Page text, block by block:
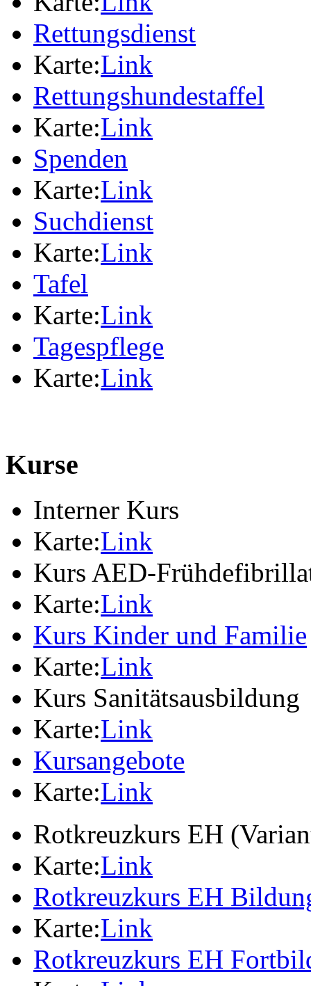
Rettungsdienst
Karte:Link
Rettungshundestaffel
Karte:Link
Spenden
Karte:Link
Suchdienst
Karte:Link
Tafel
Karte:Link
Tagespflege
Karte:Link
Kurse
Interner Kurs
Karte:Link
Kurs AED-
Karte:Link
Kurs Kinder und Familie
Karte:Link
Kurs Sanitätsausbildung
Karte:Link
Kursangebote
Karte:Link
Rotkreuzkurs EH
Karte:Link
Rotkreuzkurs EH
Karte:Link
Rotkreuzkurs EH